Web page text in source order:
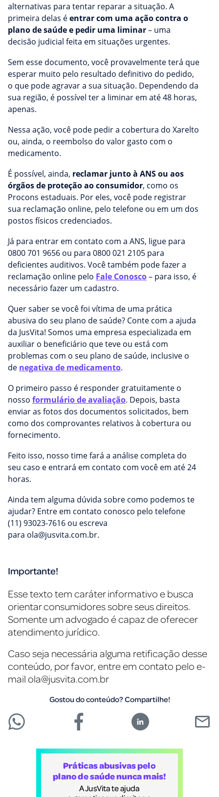
alternativas para tentar reparar a situação. A
primeira delas éentrar com uma ação contra o
plano de saúde e pedir uma liminar– uma
decisão judicial feita em situações urgentes.
Sem esse documento, você provavelmente terá que
esperar muito pelo resultado definitivo do pedido,
o que pode agravar a sua situação. Dependendo da
sua região, é possível ter a liminar em até 48 horas,
apenas.
Nessa ação, você pode pedir a cobertura do Xarelto
ou, ainda, o reembolso do valor gasto com o
medicamento.
É possível, ainda, reclamar junto à ANS ou aos
órgãos de proteção ao consumidor, como os
Procons estaduais. Por eles, você pode registrar
sua reclamação online, pelo telefone ou em um dos
postos físicos credenciados.
Já para entrar em contato com a ANS, ligue para
0800 701 9656 ou para 0800 021 2105 para
deficientes auditivos. Você também pode fazer a
reclamação online pelo Fale Conosco– para isso, é
necessário fazer um cadastro.
Quer saber se você foi vítima de uma prática
abusiva do seu plano de saúde? Conte com a ajuda
da JusVita! Somos uma empresa especializada em
auxiliar o beneficiário que teve ou está com
problemas com o seu plano de saúde, inclusive o
de negativa de medicamento.
O primeiro passo é responder gratuitamente o
nosso formulário de avaliação. Depois, basta
enviar as fotos dos documentos solicitados, bem
como dos comprovantes relativos à cobertura ou
fornecimento.
Feito isso, nosso time fará a análise completa do
seu caso e entrará em contato com você em até 24
horas.
Ainda tem alguma dúvida sobre como podemos te
ajudar? Entre em contato conosco pelo telefone
(11) 93023-7616 ou escreva
para ola@jusvita.com.br.
Importante!
Esse texto tem caráter informativo e busca
orientar consumidores sobre seus direitos.
Somente um advogado é capaz de oferecer
atendimento jurídico.
Caso seja necessária alguma retificação desse
conteúdo, por favor, entre em contato pelo e-
mailola@jusvita.com.br
Gostou do conteúdo? Compartilhe!